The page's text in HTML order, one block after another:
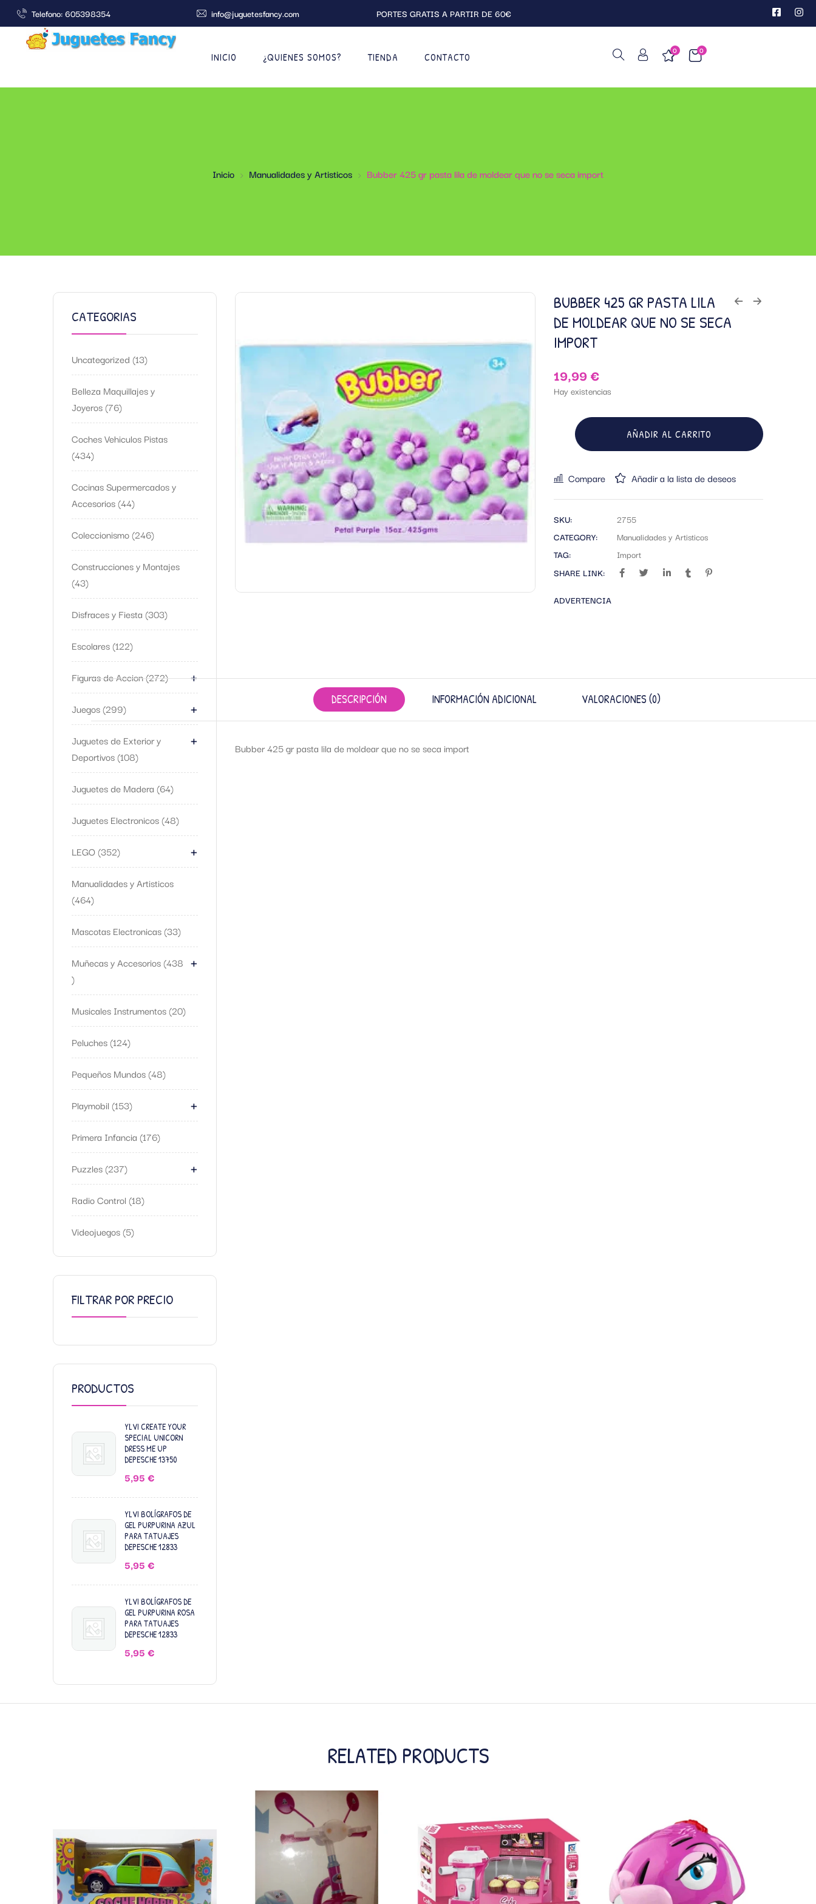
Telefono: 605398354 info@juguetesfancy.com PORTES GRATIS A PARTIR DE 60€
INICIO ¿QUIENES SOMOS? TIENDA CONTACTO
0
0
Inicio Manualidades y Artisticos Bubber 425 gr pasta lila de moldear que no se seca import
CATEGORIAS
Uncategorized 13
Belleza Maquillajes y
Joyeros 76
Coches Vehiculos Pistas
434
Cocinas Supermercados y
Accesorios 44
Coleccionismo 246
Construcciones y Montajes
43
Disfraces y Fiesta 303
Escolares 122
Figuras de Accion 272 +
Juegos 299 +
Juguetes de Exterior y
Deportivos 108
+
Juguetes de Madera 64
Juguetes Electronicos 48
LEGO 352 +
Manualidades y Artisticos
464
Mascotas Electronicas 33
Muñecas y Accesorios 438 +
Musicales Instrumentos 20
Peluches 124
Pequeños Mundos 48
Playmobil 153 +
Primera Infancia 176
Puzzles 237 +
Radio Control 18
Videojuegos 5
FILTRAR POR PRECIO
PRODUCTOS
YLVI CREATE YOUR
SPECIAL UNICORN
DRESS ME UP
DEPESCHE 13750
5,95 €
YLVI BOLÍGRAFOS DE
GEL PURPURINA AZUL
PARA TATUAJES
DEPESCHE 12833
5,95 €
YLVI BOLÍGRAFOS DE
GEL PURPURINA ROSA
PARA TATUAJES
DEPESCHE 12833
5,95 €
BUBBER 425 GR PASTA LILA
DE MOLDEAR QUE NO SE SECA
IMPORT
19,99€
Hay existencias
AÑADIR AL CARRITO
Compare Añadir a la lista de deseos
SKU:
2755
CATEGORY:
Manualidades y Artisticos
TAG:
Import
SHARE LINK:
ADVERTENCIA
DESCRIPCIÓN INFORMACIÓN ADICIONAL VALORACIONES (0)
Bubber 425 gr pasta lila de moldear que no se seca import
RELATED PRODUCTS